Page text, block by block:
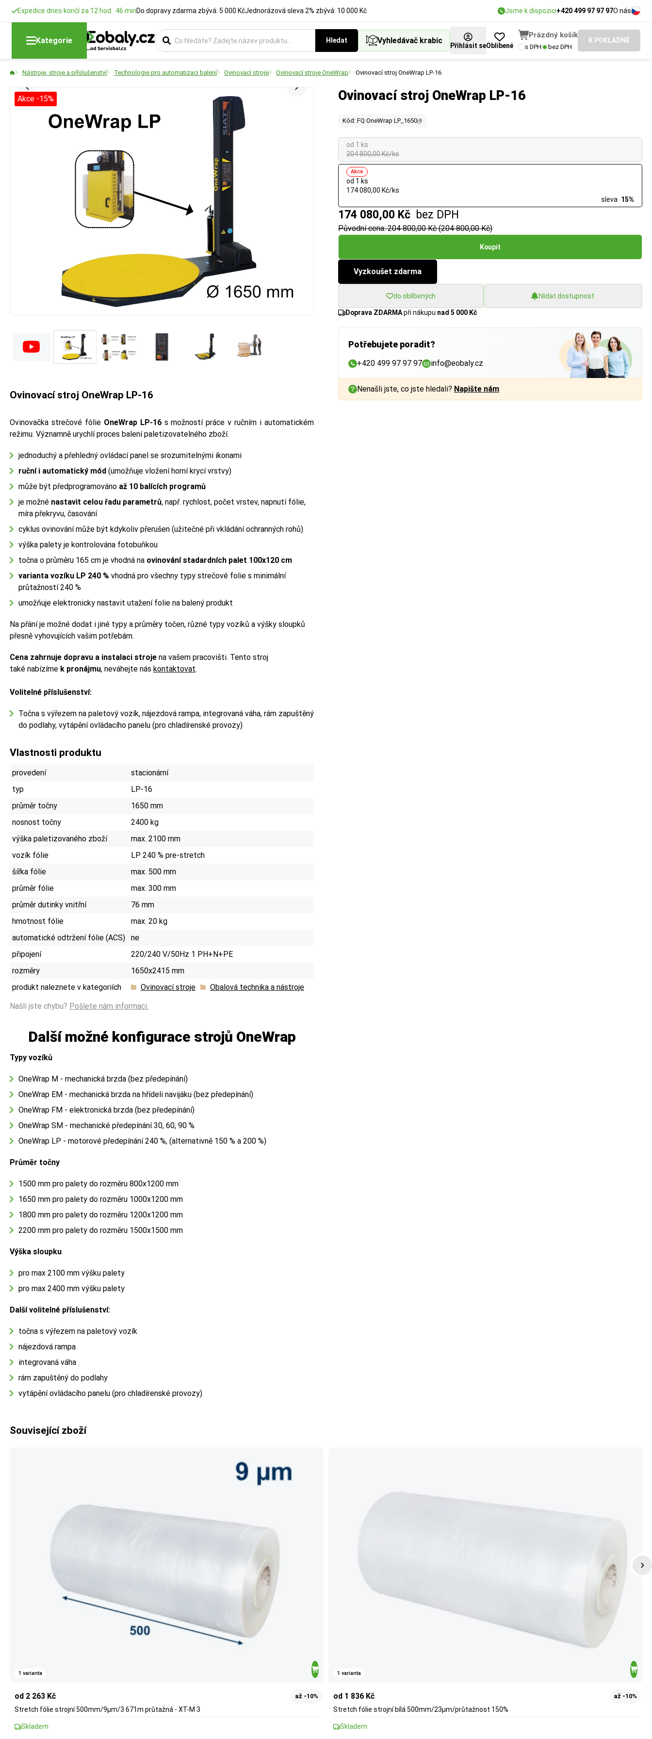
Expedice dnes končí za 12 hod. 46 minDo dopravy zdarma zbývá: 5 000 KčJednorázová sleva 2% zbývá: 10 000 Kč Jsme k dispozici+420 499 97 97 97O nás
Kategorie Hledat Vyhledávač krabic
Přihlásit seOblíbené
Prázdný košík
s DPH bez DPH
K POKLADNĚ
Nástroje, stroje a příslušenství Technologie pro automatizaci balení Ovinovací stroje Ovinovací stroje OneWrap Ovinovací stroj OneWrap LP-16
Ovinovací stroj OneWrap LP-16
Kód: FQ OneWrap LP_1650
od 1 ks
204 800,00 Kč/ks
od 1 ks
Akce
174 080,00 Kč/ks
sleva 15%
174 080,00 Kč bez DPH
Původní cena: 204 800,00 Kč (204 800,00 Kč)
Koupit
Vyzkoušet zdarma
do oblíbených hlídat dostupnost
Doprava ZDARMApři nákupu nad 5 000 Kč
Potřebujete poradit?
+420 499 97 97 97 info@eobaly.cz
Nenašli jste, co jste hledali? Napište nám
Akce -15%
Ovinovací stroj OneWrap LP-16
Ovinovačka strečové fólie OneWrap LP-16s možností práce v ručním i automatickém
režimu. Významně urychlí proces balení paletizovatelného zboží.
jednoduchý a přehledný ovládací panel se srozumitelnými ikonami
ruční i automatický mód (umožňuje vložení horní krycí vrstvy)
může být předprogramováno až 10 balících programů
je možné nastavit celou řadu parametrů, např. rychlost, počet vrstev, napnutí fólie,
míra překryvu, časování
cyklus ovinování může být kdykoliv přerušen (užitečné při vkládání ochranných rohů)
výška palety je kontrolována fotobuňkou
točna o průměru 165 cm je vhodná na ovinování stadardních palet 100x120 cm
varianta vozíku LP 240 % vhodná pro všechny typy strečové folie s minimální
průtažností 240 %
umožňuje elektronicky nastavit utažení folie na balený produkt
Na přání je možné dodat i jiné typy a průměry točen, různé typy vozíků a výšky sloupků
přesně vyhovujících vašim potřebám.
Cena zahrnuje dopravu a instalaci stroje na vašem pracovišti. Tento stroj
také nabízíme k pronájmu, neváhejte nás kontaktovat.
Volitelné příslušenství:
Točna s výřezem na paletový vozík, nájezdová rampa, integrovaná váha, rám zapuštěný
do podlahy, vytápění ovládacího panelu (pro chladírenské provozy)
Vlastnosti produktu
provedení
stacionární
typ
LP-16
průměr točny
1650 mm
nosnost točny
2400 kg
výška paletizovaného zboží
max. 2100 mm
vozík fólie
LP 240 % pre-stretch
šířka fólie
max. 500 mm
průměr fólie
max. 300 mm
průměr dutinky vnitřní
76 mm
hmotnost fólie
max. 20 kg
automatické odtržení fólie (ACS)
ne
připojení
220/240 V/50Hz 1 PH+N+PE
rozměry
1650x2415 mm
produkt naleznete v kategoriích
Ovinovací stroje Obalová technika a nástroje
Našli jste chybu? Pošlete nám informaci.
Další možné konfigurace strojů OneWrap
Typy vozíků
OneWrap M - mechanická brzda (bez předepínání)
OneWrap EM - mechanická brzda na hřídeli navijáku (bez předepínání)
OneWrap FM - elektronická brzda (bez předepínání)
OneWrap SM - mechanické předepínání 30, 60, 90 %
OneWrap LP - motorové předepínání 240 %, (alternativně 150 % a 200 %)
Průměr točny
1500 mm pro palety do rozměru 800x1200 mm
1650 mm pro palety do rozměru 1000x1200 mm
1800 mm pro palety do rozměru 1200x1200 mm
2200 mm pro palety do rozměru 1500x1500 mm
Výška sloupku
pro max 2100 mm výšku palety
pro max 2400 mm výšku palety
Další volitelné příslušenství:
točna s výřezem na paletový vozík
nájezdová rampa
integrovaná váha
rám zapuštěný do podlahy
vytápění ovládacího panelu (pro chladírenské provozy)
Související zboží
1 varianta
od 2 263 Kč až -10%
Stretch fólie strojní 500mm/9µm/3 671m průtažná - XT-M 3
Skladem
1 varianta
od 1 836 Kč až -10%
Stretch fólie strojní bílá 500mm/23µm/průtažnost 150%
Skladem